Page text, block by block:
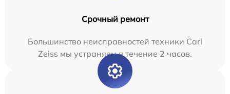
Срочный ремонт
Большинство неисправностей техники Carl
Zeiss мы устраняем в течение 2 часов.